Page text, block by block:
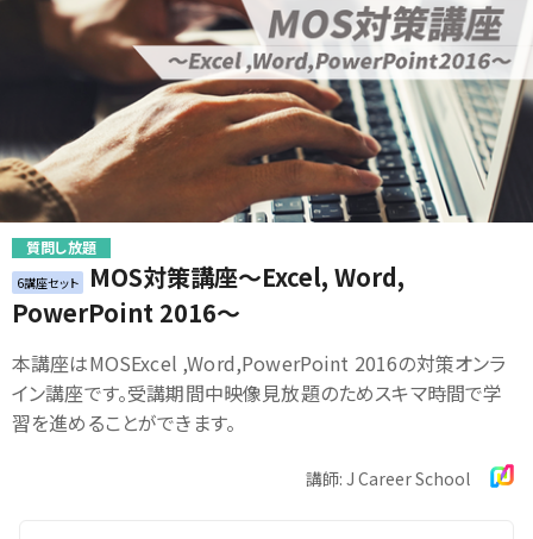
質問し放題
6講座セット
MOS対策講座～Excel, Word,
PowerPoint 2016～
本講座はMOSExcel ,Word,PowerPoint 2016の対策オンラ
イン講座です。受講期間中映像見放題のためスキマ時間で学
習を進めることができます。
講師: J Career School